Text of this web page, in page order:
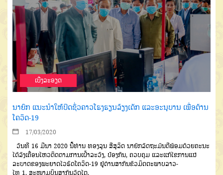
ເບີ່ງລະອຽດ
ນາຍົກ ແນະນຳໃຫ້ປິດຊົ່ວຄາວໂຮງຮຽນລ້ຽງເດັກ ແລະອະນຸບານ ເພື່ອຕ້ານ
ໂຄວິດ-19
17/03/2020
ວັນທີ 16 ມີນາ 2020 ນີ້ທ່ານ ທອງລຸນ ສີສຸລິດ ນາຍົກລັດຖະມົນຕີພ້ອມດ້ວຍຄະນະ
ໄດ້ລົງເຄື່ອນໄຫວຕິດຕາມການເຝົ້າລະວັງ, ປ້ອງກັນ, ຄວບຄຸມ ແລະແກ້ໄຂການແຜ່
ລະບາດຂອງພະຍາດໄວຣັດໂຄວິດ-19 ຢູ່ດ່ານສາກົນຂົວມິດຕະພາບລາວ-
ໄທ 1, ສະໜາມບິນສາກົນວັດໄຕ,